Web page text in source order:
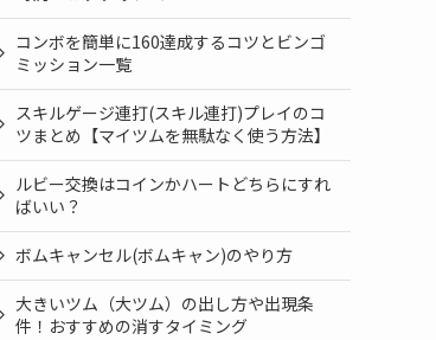
コンボを簡単に160達成するコツとビンゴ
ミッション一覧
スキルゲージ連打(スキル連打)プレイのコ
ツまとめ【マイツムを無駄なく使う方法】
ルビー交換はコインかハートどちらにすれ
ばいい？
ボムキャンセル(ボムキャン)のやり方
大きいツム（大ツム）の出し方や出現条
件！おすすめの消すタイミング